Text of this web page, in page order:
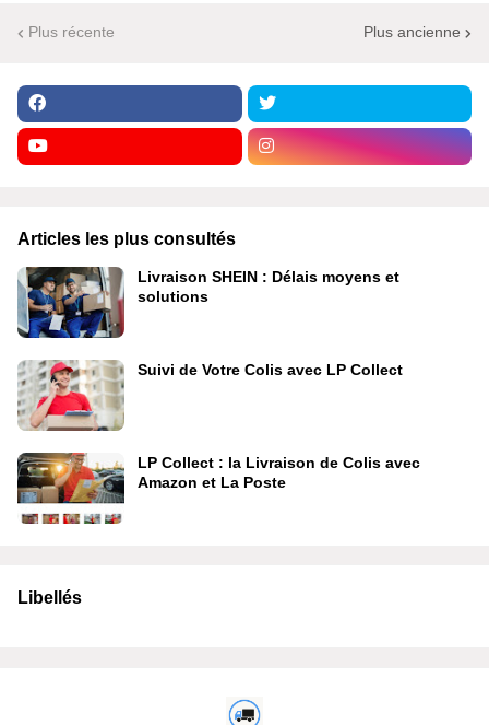
Plus récente Plus ancienne
Articles les plus consultés
Livraison SHEIN : Délais moyens et
solutions
Suivi de Votre Colis avec LP Collect
LP Collect : la Livraison de Colis avec
Amazon et La Poste
Libellés